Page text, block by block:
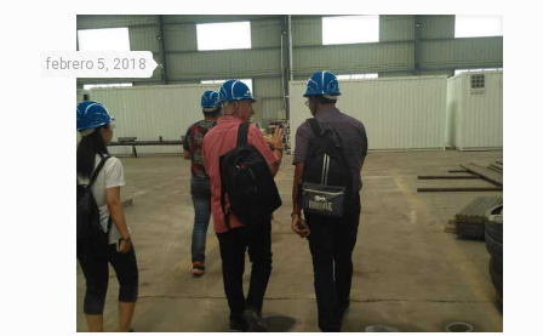
febrero 5, 2018